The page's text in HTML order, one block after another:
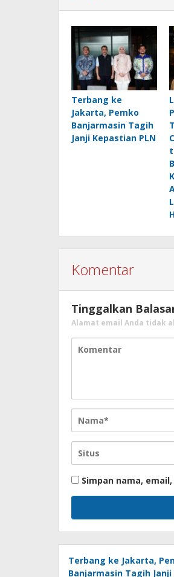
Terbang ke
Jakarta, Pemko
Banjarmasin Tagih
Janji Kepastian PLN
Komentar
Tinggalkan
Alamat email Anda tidak
Simpan nama,
Terbang ke Jakarta,
Banjarmasin Tagih Janji